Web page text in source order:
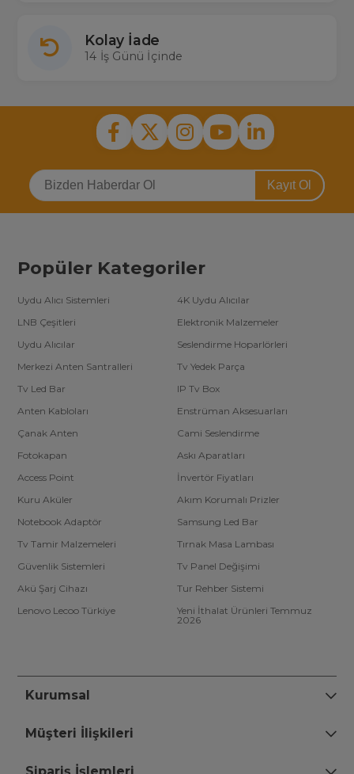
Kolay İade
14 İş Günü İçinde
Kayıt Ol
Popüler Kategoriler
Uydu Alıcı Sistemleri
4K Uydu Alıcılar
LNB Çeşitleri
Elektronik Malzemeler
Uydu Alıcılar
Seslendirme Hoparlörleri
Merkezi Anten Santralleri
Tv Yedek Parça
Tv Led Bar
IP Tv Box
Anten Kabloları
Enstrüman Aksesuarları
Çanak Anten
Cami Seslendirme
Fotokapan
Askı Aparatları
Access Point
İnvertör Fiyatları
Kuru Aküler
Akım Korumalı Prizler
Notebook Adaptör
Samsung Led Bar
Tv Tamir Malzemeleri
Tırnak Masa Lambası
Güvenlik Sistemleri
Tv Panel Değişimi
Akü Şarj Cihazı
Tur Rehber Sistemi
Lenovo Lecoo Türkiye
Yeni İthalat Ürünleri Temmuz
2026
Kurumsal
Müşteri İlişkileri
Sipariş İşlemleri